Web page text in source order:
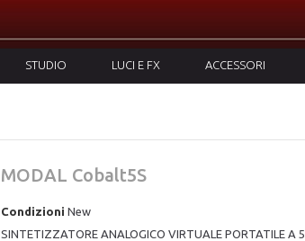
STUDIO LUCI E FX ACCESSORI
MODAL Cobalt5S
Condizioni New
SINTETIZZATORE ANALOGICO VIRTUALE PORTATILE A 5